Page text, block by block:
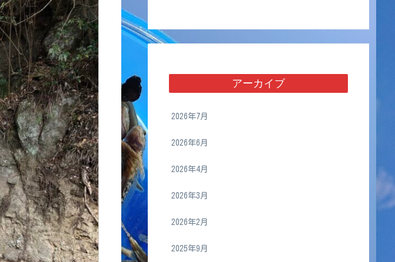
アーカイブ
2026年7月
2026年6月
2026年4月
2026年3月
2026年2月
2025年9月